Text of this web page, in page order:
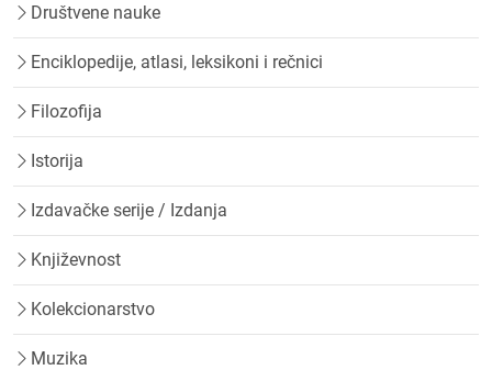
Društvene nauke
Enciklopedije, atlasi, leksikoni i rečnici
Filozofija
Istorija
Izdavačke serije / Izdanja
Književnost
Kolekcionarstvo
Muzika